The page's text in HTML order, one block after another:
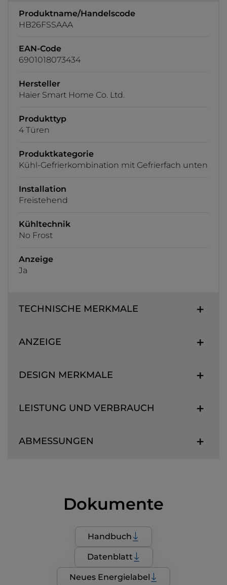
Produktname/Handelscode
HB26FSSAAA
EAN-Code
6901018073434
Hersteller
Haier Smart Home Co. Ltd.
Produkttyp
4 Türen
Produktkategorie
Kühl-Gefrierkombination mit Gefrierfach unten
Installation
Freistehend
Kühltechnik
No Frost
Anzeige
Ja
TECHNISCHE MERKMALE
ANZEIGE
DESIGN MERKMALE
LEISTUNG UND VERBRAUCH
ABMESSUNGEN
Dokumente
Handbuch
Datenblatt
Neues Energielabel